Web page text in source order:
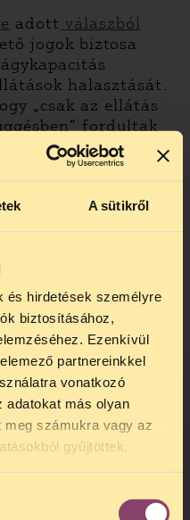
A sütikről
és hirdetések személyre
biztosításához,
Ezenkívül
partnereinkkel
vonatkozó
adatokat más olyan
meg számukra vagy az
gyűjtöttek.
adott válaszból
jogok biztosa
halasztását.
„csak az ellátás
fordultak
de egy beteg
meg azzal,
a
nélkül.
szőnyeg alá
meg,
Jogok
a
(elküldés előtt az